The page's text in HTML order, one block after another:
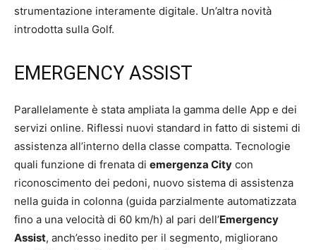
strumentazione interamente digitale. Un’altra novità
introdotta sulla Golf.
EMERGENCY ASSIST
Parallelamente è stata ampliata la gamma delle App e dei
servizi online. Riflessi nuovi standard in fatto di sistemi di
assistenza all’interno della classe compatta. Tecnologie
quali funzione di frenata di emergenza City con
riconoscimento dei pedoni, nuovo sistema di assistenza
nella guida in colonna (guida parzialmente automatizzata
fino a una velocità di 60 km/h) al pari dell’Emergency
Assist, anch’esso inedito per il segmento, migliorano